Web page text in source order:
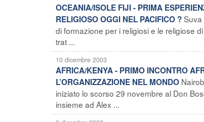
OCEANIA/ISOLE FIJI - PRIMA
RELIGIOSO OGGI NEL PACIFICO ?Suva
di formazione per i religiosi e le religiose
trat ...
10 dicembre 2003
AFRICA/KENYA - PRIMO INCONTRO
L’ORGANIZZAZIONE NEL MONDO
iniziato lo scorso 29 novembre al Don
insieme ad Alex ...